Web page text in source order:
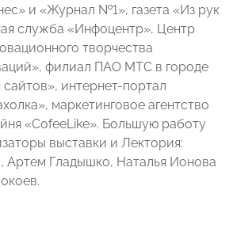
и «Журнал №1», газета «Из рук
служба «Инфоцентр», Центр
творчества
филиал ПАО МТС в городе
интернет-портал
маркетинговое агентство
«CofeeLike». Большую работу
выставки и Лектория:
Артем Гладышко, Наталья Ионова